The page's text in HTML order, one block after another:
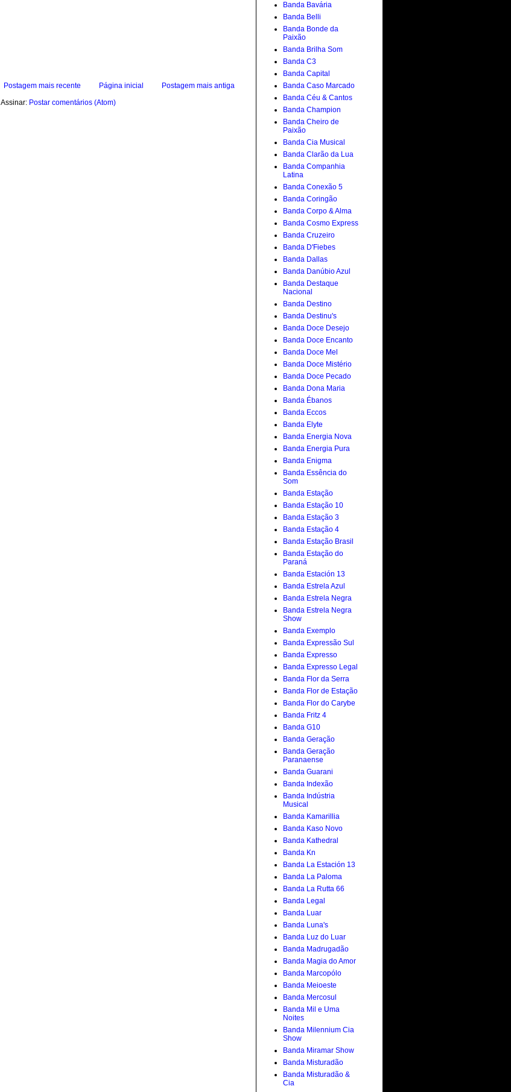
Postagem mais recente Postagem mais antiga
Página inicial
Assinar: Postar comentários (Atom)
Banda Bavária
Banda Belli
Banda Bonde da
Paixão
Banda Brilha Som
Banda C3
Banda Capital
Banda Caso Marcado
Banda Céu & Cantos
Banda Champion
Banda Cheiro de
Paixão
Banda Cia Musical
Banda Clarão da Lua
Banda Companhia
Latina
Banda Conexão 5
Banda Coringão
Banda Corpo & Alma
Banda Cosmo Express
Banda Cruzeiro
Banda D'Fiebes
Banda Dallas
Banda Danúbio Azul
Banda Destaque
Nacional
Banda Destino
Banda Destinu's
Banda Doce Desejo
Banda Doce Encanto
Banda Doce Mel
Banda Doce Mistério
Banda Doce Pecado
Banda Dona Maria
Banda Ébanos
Banda Eccos
Banda Elyte
Banda Energia Nova
Banda Energia Pura
Banda Enigma
Banda Essência do
Som
Banda Estação
Banda Estação 10
Banda Estação 3
Banda Estação 4
Banda Estação Brasil
Banda Estação do
Paraná
Banda Estación 13
Banda Estrela Azul
Banda Estrela Negra
Banda Estrela Negra
Show
Banda Exemplo
Banda Expressão Sul
Banda Expresso
Banda Expresso Legal
Banda Flor da Serra
Banda Flor de Estação
Banda Flor do Carybe
Banda Fritz 4
Banda G10
Banda Geração
Banda Geração
Paranaense
Banda Guarani
Banda Indexão
Banda Indústria
Musical
Banda Kamarillia
Banda Kaso Novo
Banda Kathedral
Banda Kn
Banda La Estación 13
Banda La Paloma
Banda La Rutta 66
Banda Legal
Banda Luar
Banda Luna's
Banda Luz do Luar
Banda Madrugadão
Banda Magia do Amor
Banda Marcopólo
Banda Meioeste
Banda Mercosul
Banda Mil e Uma
Noites
Banda Milennium Cia
Show
Banda Miramar Show
Banda Misturadão
Banda Misturadão &
Cia